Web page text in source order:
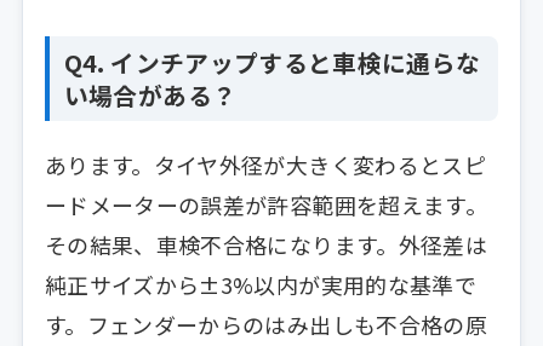
Q4. インチアップすると車検に通らな
い場合がある？
あります。タイヤ外径が大きく変わるとスピ
ードメーターの誤差が許容範囲を超えます。
その結果、車検不合格になります。外径差は
純正サイズから±3%以内が実用的な基準で
す。フェンダーからのはみ出しも不合格の原